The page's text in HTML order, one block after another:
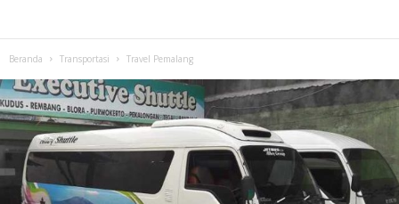
Beranda Transportasi Travel Pemalang